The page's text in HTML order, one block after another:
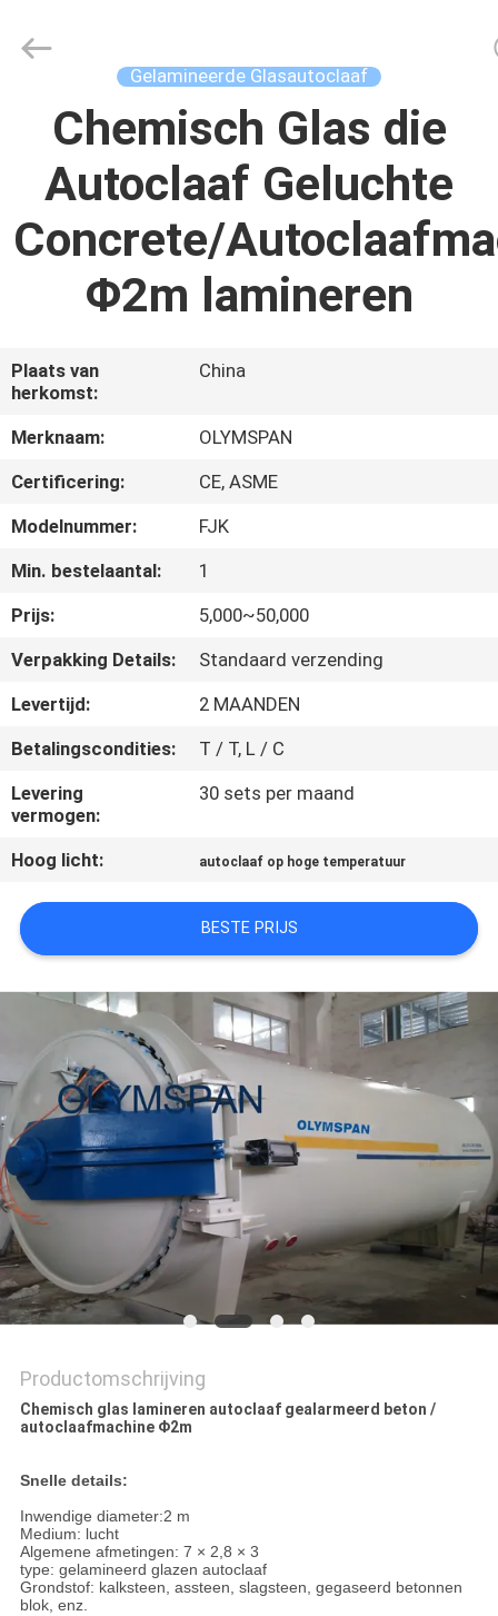
HUIS
PRODUCTEN
ONGEVEER
FABRIEKSREIS
KWALITEITSCONTROLE
CONTACTEER
NIEUWS
VERZOEK
CITAAT
SITEMAP
PRIVACYBELEID
Rights
Gelamineerde Glasautoclaaf
Chemisch Glas die
Autoclaaf Geluchte
Concrete/
Φ2m lamineren
Plaats van
herkomst:
China
Merknaam:
OLYMSPAN
Certificering:
CE, ASME
Modelnummer:
FJK
Min. bestelaantal:
1
Prijs:
5,000~50,000
Verpakking Details:
Standaard verzending
Levertijd:
2 MAANDEN
Betalingscondities:
T / T, L / C
Levering
vermogen:
30 sets per maand
Hoog licht: autoclaaf op hoge temperatuur
BESTE PRIJS
Productomschrijving
Chemisch glas lamineren autoclaaf gealarmeerd beton /
autoclaafmachine Φ2m
Snelle details:
Inwendige diameter:2 m
Medium: lucht
Algemene afmetingen: 7 × 2,8 × 3
type: gelamineerd glazen autoclaaf
Grondstof: kalksteen, assteen, slagsteen, gegaseerd betonnen
blok, enz.